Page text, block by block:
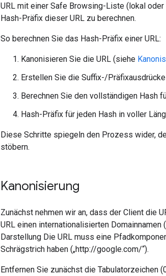
URL mit einer Safe Browsing-Liste (lokal
Hash-Präfix dieser URL zu berechnen.
So berechnen Sie das Hash-Präfix einer URL:
Kanonisieren Sie die URL (siehe
Erstellen Sie die Suffix-/
Berechnen Sie den vollständigen Hash
Hash-Präfix für jeden Hash in voller
Diese Schritte spiegeln den Prozess wider,
stöbern.
Kanonisierung
Zunächst nehmen wir an, dass der Client die
URL einen internationalisierten
Darstellung Die URL muss eine
Schrägstrich haben („http://google.com/“).
Entfernen Sie zunächst die Tabulatorzeichen